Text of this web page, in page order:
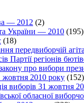
— 2012 (2)
України — 2010 (195)
(18)
передвиборчій
Партії регіонів
про вибори
жовтня 2010 року (152)
виборів 31 жовтня
обласної